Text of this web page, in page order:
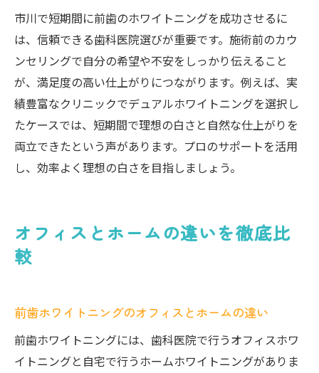
市川で短期間に前歯のホワイトニングを成功させるに
は、信頼できる歯科医院選びが重要です。施術前のカウ
ンセリングで自分の希望や不安をしっかり伝えること
が、満足度の高い仕上がりにつながります。例えば、実
績豊富なクリニックでデュアルホワイトニングを選択し
たケースでは、短期間で理想の白さと自然な仕上がりを
両立できたという声があります。プロのサポートを活用
し、効率よく理想の白さを目指しましょう。
オフィスとホームの違いを徹底比
較
前歯ホワイトニングのオフィスとホームの違い
前歯ホワイトニングには、歯科医院で行うオフィスホワ
イトニングと自宅で行うホームホワイトニングがありま